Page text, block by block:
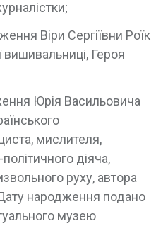
Віри Сергіївни Роїк
вишивальниці, Героя
Юрія Васильовича
мислителя,
діяча,
руху, автора
народження подано
музею